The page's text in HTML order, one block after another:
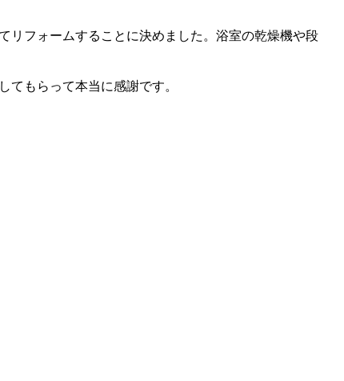
リフォームすることに決めました。浴室の乾燥機や段
もらって本当に感謝です。